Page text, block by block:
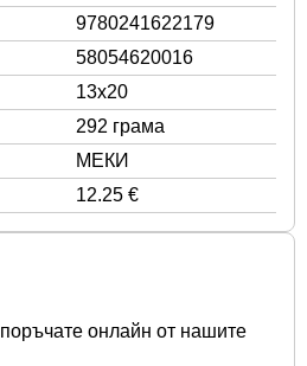
9780241622179
58054620016
13x20
292 грама
МЕКИ
12.25 €
онлайн от нашите